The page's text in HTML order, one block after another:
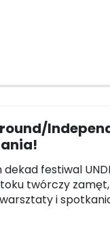
festiwal
twórczy
i